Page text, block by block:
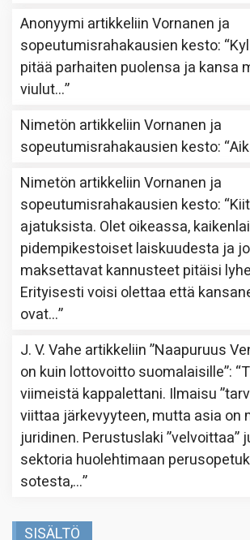
Anonyymi artikkeliinVornanen ja
sopeutumisrahakausien kesto: “
pitää parhaiten puolensa ja kansa
viulut…”
Nimetön artikkeliinVornanen ja
sopeutumisrahakausien kesto: “
Nimetön artikkeliinVornanen ja
sopeutumisrahakausien kesto: “
ajatuksista. Olet oikeassa,
pidempikestoiset laiskuudesta ja
maksettavat kannusteet pitäisi
Erityisesti voisi olettaa että
ovat…”
J. V. Vahe artikkeliin”Naapuruus
on kuin lottovoitto suomalaisille”: “
viimeistä kappalettani. Ilmaisu
viittaa järkevyyteen, mutta asia on
juridinen. Perustuslaki ”velvoittaa”
sektoria huolehtimaan
sotesta,…”
SISÄLTÖ